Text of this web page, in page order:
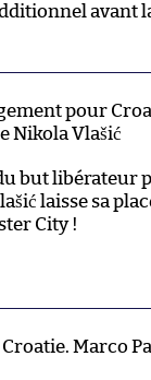
avant
pour
Nikola Vlašić
but libérateur
laisse sa
City !
Marco